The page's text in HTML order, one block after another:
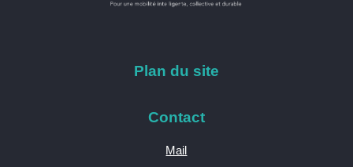
Plan du site
Contact
Mail